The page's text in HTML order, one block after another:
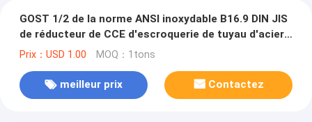
GOST 1/2 de la norme ANSI inoxydable B16.9 DIN JIS
de réducteur de CCE d'escroquerie de tuyau d'acier
au carbone » à 100 »
Prix：USD 1.00 MOQ：1tons
meilleur prix Contactez